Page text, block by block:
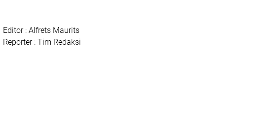
Editor : Alfrets Maurits
Reporter : Tim Redaksi